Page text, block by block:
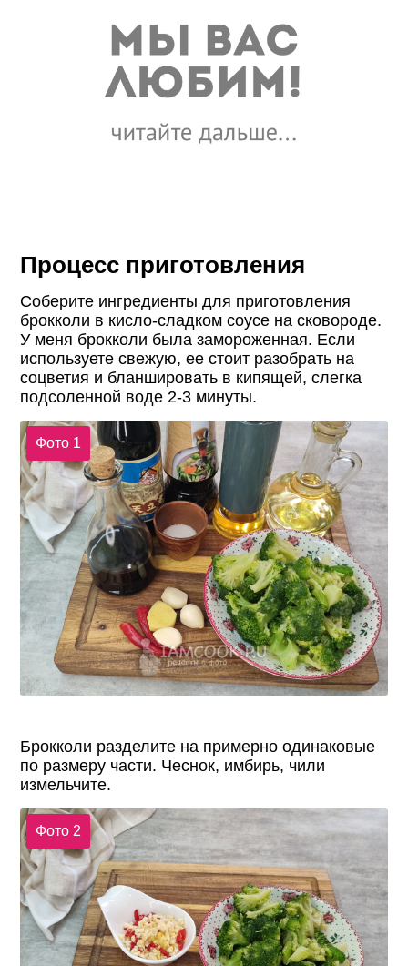
Процесс приготовления
Соберите ингредиенты для приготовления
брокколи в кисло-сладком соусе на сковороде.
У меня брокколи была замороженная. Если
используете свежую, ее стоит разобрать на
соцветия и бланшировать в кипящей, слегка
подсоленной воде 2-3 минуты.
Фото 1
Брокколи разделите на примерно одинаковые
по размеру части. Чеснок, имбирь, чили
измельчите.
Фото 2